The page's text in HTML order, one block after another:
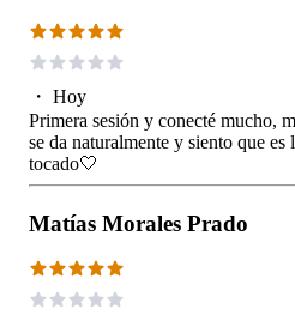
・ Hoy
Primera sesión y conecté mucho,
se da naturalmente y siento que
tocado🤍
Matías Morales Prado